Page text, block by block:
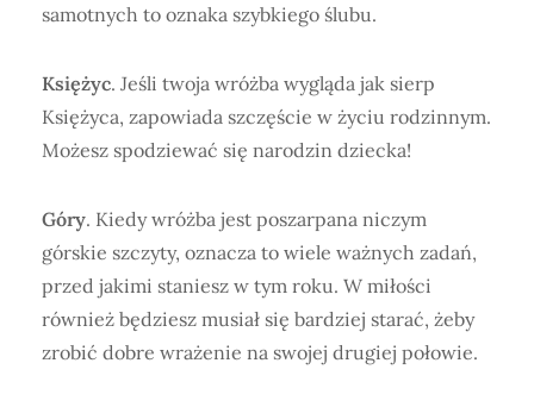
samotnych to oznaka szybkiego ślubu.
Księżyc. Jeśli twoja wróżba wygląda jak sierp
Księżyca, zapowiada szczęście w życiu rodzinnym.
Możesz spodziewać się narodzin dziecka!
Góry. Kiedy wróżba jest poszarpana niczym
górskie szczyty, oznacza to wiele ważnych zadań,
przed jakimi staniesz w tym roku. W miłości
również będziesz musiał się bardziej starać, żeby
zrobić dobre wrażenie na swojej drugiej połowie.